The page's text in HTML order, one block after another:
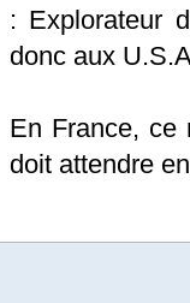
: Explorateur
donc aux
En France, ce
doit attendre